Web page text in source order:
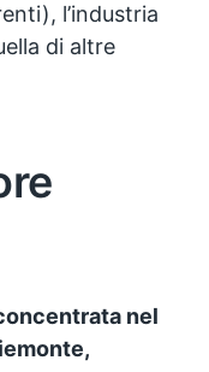
l’industria
di altre
nel